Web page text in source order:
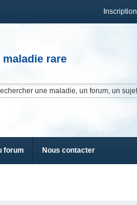
Inscription
rare
forum Nous contacter